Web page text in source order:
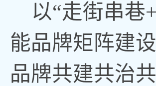
以“走街串巷
能品牌矩阵建设
品牌共建共治